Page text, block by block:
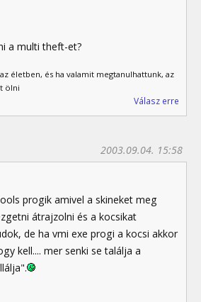
a multi theft-et?
életben, és ha valamit megtanulhattunk, az
ölni
Válasz erre
2003.09.04. 15:58
progik amivel a skineket meg
átrajzolni és a kocsikat
de ha vmi exe progi a kocsi akkor
kell.... mer senki se találja a